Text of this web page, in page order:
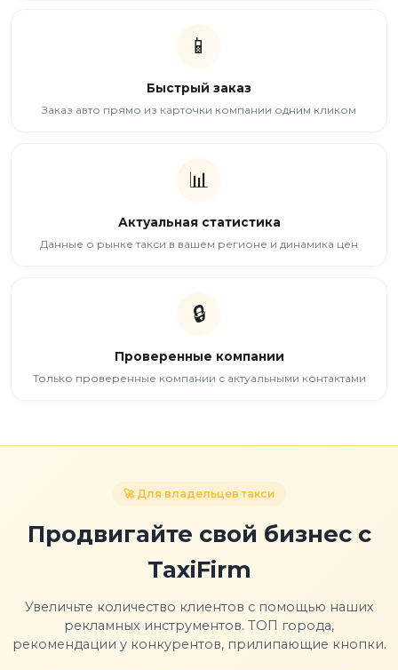
📱
Быстрый заказ
Заказ авто прямо из карточки компании одним кликом
📊
Актуальная статистика
Данные о рынке такси в вашем регионе и динамика цен
🔒
Проверенные компании
Только проверенные компании с актуальными контактами
🚀 Для владельцев такси
Продвигайте свой бизнес с
TaxiFirm
Увеличьте количество клиентов с помощью наших
рекламных инструментов. ТОП города,
рекомендации у конкурентов, прилипающие кнопки.